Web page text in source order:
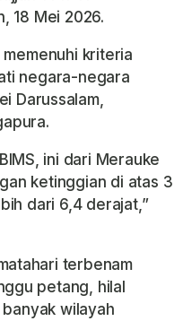
18 Mei 2026.
kriteria
negara-negara
Darussalam,
.
ini dari Merauke
ketinggian di atas 3
dari 6,4 derajat,”
terbenam
petang, hilal
wilayah